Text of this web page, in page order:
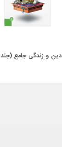
دین و زندگی جامع (جلد1)